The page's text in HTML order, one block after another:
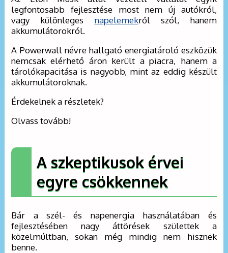
legfontosabb fejlesztése most nem új autókról,
vagy különleges napelemekről szól, hanem
akkumulátorokról.
A Powerwall névre hallgató energiatároló eszközük
nemcsak elérhető áron került a piacra, hanem a
tárolókapacitása is nagyobb, mint az eddig készült
akkumulátoroknak.
Érdekelnek a részletek?
Olvass tovább!
A szkeptikusok érvei
egyre csökkennek
Bár a szél- és napenergia használatában és
fejlesztésében nagy áttörések születtek a
közelmúltban, sokan még mindig nem hisznek
benne.